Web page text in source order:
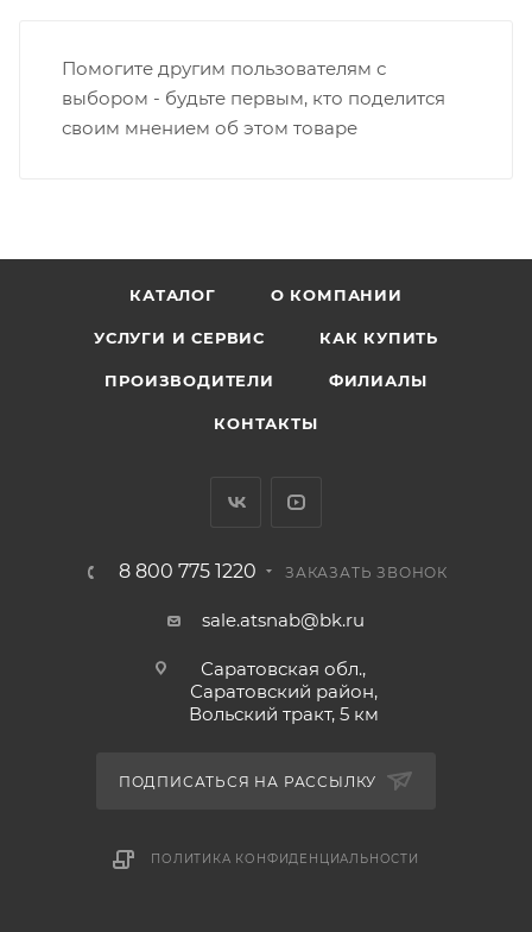
Помогите другим пользователям с
выбором - будьте первым, кто поделится
своим мнением об этом товаре
КАТАЛОГ О КОМПАНИИ
УСЛУГИ И СЕРВИС КАК КУПИТЬ
ПРОИЗВОДИТЕЛИ ФИЛИАЛЫ
КОНТАКТЫ
8 800 775 1220 ЗАКАЗАТЬ ЗВОНОК
sale.atsnab@bk.ru
Саратовская обл.,
Саратовский район,
Вольский тракт, 5 км
ПОДПИСАТЬСЯ НА РАССЫЛКУ
ПОЛИТИКА КОНФИДЕНЦИАЛЬНОСТИ